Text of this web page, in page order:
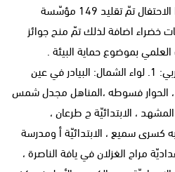
ذو قيمة عليا. يشار بأنّه في هذا الاحتفال تمّ تقليد 149 مؤسّسة
خضراء اضافة لذلك تمّ منح جوائز
بموضوع حماية البيئة .
المدارس الفائزة من الوسط العربي: 1. لواء الشمال: البيادر في عين
، الحوار فسوطه ،المناهل مجدل شمس
، الابتدائيّة ج طرعان ،
كسرى سميع ، الابتدائيّة أ ومدرسة
مراح الغزلان في يافة الناصرة ،